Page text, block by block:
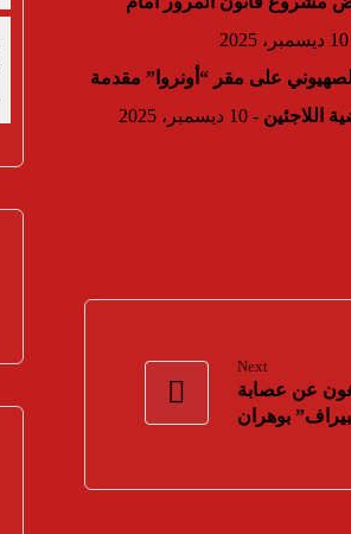
الصهيوني على مقر “أونروا” مقدمة
اللاجئين - 10 ديسمبر، 2025
Next
عن عصابة
بوهران